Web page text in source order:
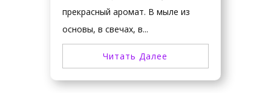
прекрасный аромат. В мыле из
основы, в свечах, в...
Читать Далее